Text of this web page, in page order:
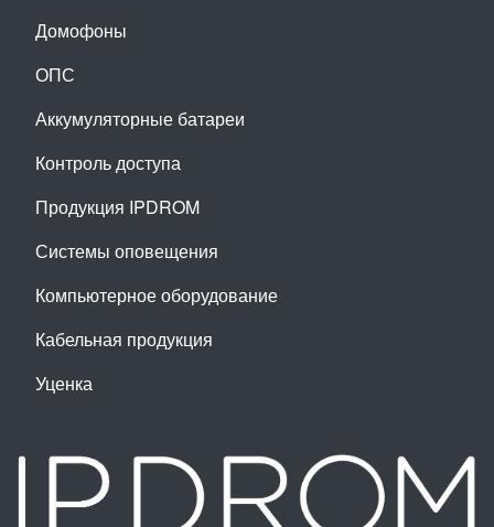
Домофоны
ОПС
Аккумуляторные батареи
Контроль доступа
Продукция IPDROM
Системы оповещения
Компьютерное оборудование
Кабельная продукция
Уценка